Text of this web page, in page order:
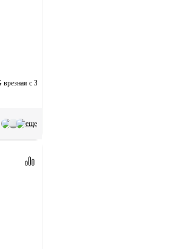
еще
с 3D-регулировкой вес полотна до 40 кг